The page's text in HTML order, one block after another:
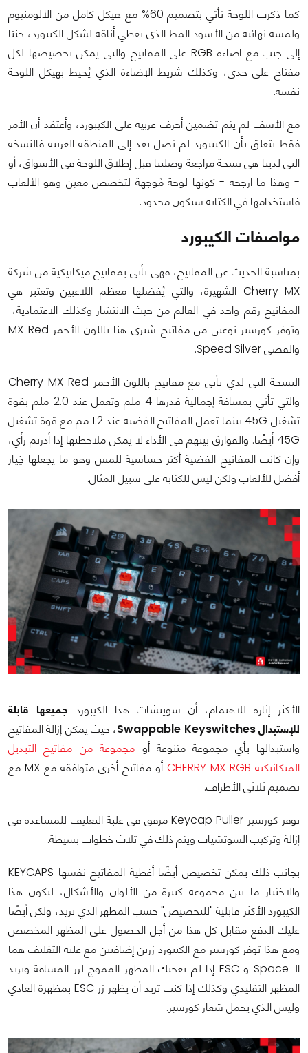
كما ذكرت اللوحة تأتي بتصميم 60% مع هيكل كامل من الألومنيوم
ولمسة نهائية من الأسود المط الذي يعطي أناقة لشكل الكيبورد، جنبًا
إلى جنب مع اضاءة RGB على المفاتيح والتي يمكن تخصيصها لكل
مفتاح على حدى، وكذلك شريط الإضاءة الذي يُحيط بهيكل اللوحة
نفسه.
مع الأسف لم يتم تضمين أحرف عربية على الكيبورد، وأعتقد أن الأمر
فقط يتعلق بأن الكبيبورد لم تصل بعد إلى المنطقة العربية فالنسخة
التي لدينا هي نسخة مراجعة وصلتنا قبل إطلاق اللوحة في الأسواق، أو
- وهذا ما ارجحه - كونها لوحة مُوجهة لتخصص معين وهو الألعاب
فاستخدامها في الكتابة سيكون محدود.
مواصفات الكيبورد
بمناسبة الحديث عن المفاتيح، فهي تأتي بمفاتيح ميكانيكية من شركة
Cherry MX الشهيرة، والتي يُفضلها معظم اللاعبين وتعتبر هي
المفاتيح رقم واحد في العالم من حيث الانتشار وكذلك الاعتمادية،
وتوفر كورسير نوعين من مفاتيح شيري هنا باللون الأحمر MX Red
والفضي Speed Silver.
النسخة التي لدي تأتي مع مفاتيح باللون الأحمر Cherry MX Red
والتي تأتي بمسافة إجمالية قدرها 4 ملم وتعمل عند 2.0 ملم بقوة
تشغيل 45G بينما تعمل المفاتيح الفضية عند 1.2 مم مع قوة تشغيل
45G أيضًًا. والفوارق بينهم في الأداء لا يمكن ملاحظتها إذا أدرتم رأي،
وإن كانت المفاتيح الفضية أكثر حساسية للمس وهو ما يجعلها خِيار
أفضل للألعاب ولكن ليس للكتابة على سبيل المثال.
الأكثر إثارة للاهتمام، أن سويتشات هذا الكيبورد جميعها قابلة
للإستبدال Swappable Keyswitches
، حيث يمكن إزالة المفاتيح
واستبدالها بأي مجموعة متنوعة أو مجموعة من مفاتيح التبديل
الميكانيكية CHERRY MX RGB
أو مفاتيح أخرى متوافقة مع MX مع
تصميم ثلاثي الأطراف.
توفر كورسير Keycap Puller مرفق في علبة التغليف للمساعدة في
إزالة وتركيب السوتشيات ويتم ذلك في ثلاث خطوات بسيطة.
بجانب ذلك يمكن تخصيص أيضًا أغطية المفاتيح نفسها KEYCAPS
والاختيار ما بين مجموعة كبيرة من الألوان والأشكال، ليكون هذا
الكيبورد الأكثر قابلية "للتخصيص" حسب المظهر الذي تريد، ولكن أيضًا
عليك الدفع مقابل كل هذا من أجل الحصول على المظهر المخصص
ومع هذا توفر كورسير مع الكيبورد زرين إضافيين مع علبة التغليف هما
الـ Space و ESC إذا لم يعجبك المظهر المموج لزر المسافة وتريد
المظهر التقليدي وكذلك إذا كنت تريد أن يظهر زر ESC بمظهرة العادي
وليس الذي يحمل شعار كورسير.